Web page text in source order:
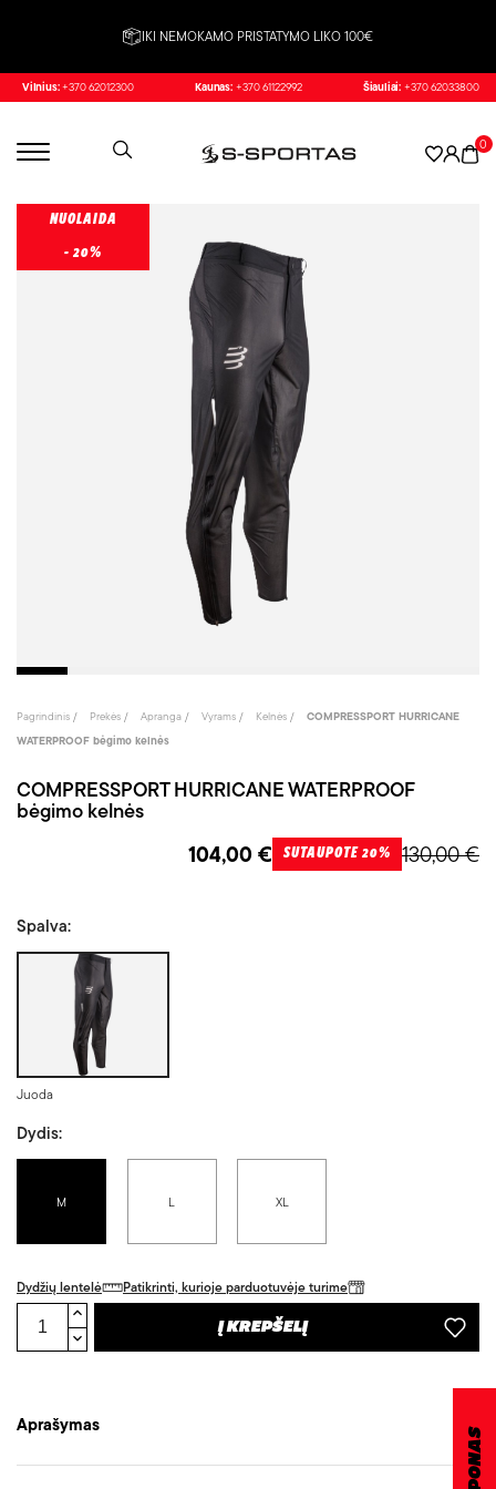
IKI NEMOKAMO PRISTATYMO LIKO 100€
Vilnius: +370 62012300 Kaunas: +370 61122992 Šiauliai: +370 62033800
0
NUOLAIDA
- 20%
Pagrindinis Prekės Apranga Vyrams Kelnės
COMPRESSPORT HURRICANE
WATERPROOF bėgimo kelnės
COMPRESSPORT HURRICANE WATERPROOF
bėgimo kelnės
130,00 €
104,00 € SUTAUPOTE 20%
Spalva:
Juoda
Dydis:
M L XL
Dydžių lentelė Patikrinti, kurioje parduotuvėje turime
Į KREPŠELĮ
Aprašymas